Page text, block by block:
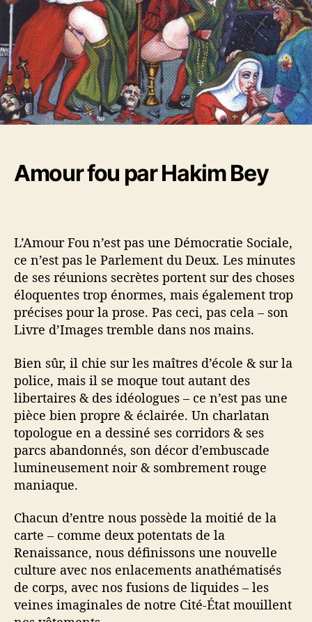
a
r
t
i
c
l
e
t
i
c
l
e
o
u
Amour fou par Hakim Bey
L’Amour Fou n’est pas une Démocratie Sociale,
ce n’est pas le Parlement du Deux. Les minutes
de ses réunions secrètes portent sur des choses
éloquentes trop énormes, mais également trop
précises pour la prose. Pas ceci, pas cela – son
Livre d’Images tremble dans nos mains.
Bien sûr, il chie sur les maîtres d’école & sur la
police, mais il se moque tout autant des
libertaires & des idéologues – ce n’est pas une
pièce bien propre & éclairée. Un charlatan
topologue en a dessiné ses corridors & ses
parcs abandonnés, son décor d’embuscade
lumineusement noir & sombrement rouge
maniaque.
Chacun d’entre nous possède la moitié de la
carte – comme deux potentats de la
Renaissance, nous définissons une nouvelle
culture avec nos enlacements anathématisés
de corps, avec nos fusions de liquides – les
veines imaginales de notre Cité-État mouillent